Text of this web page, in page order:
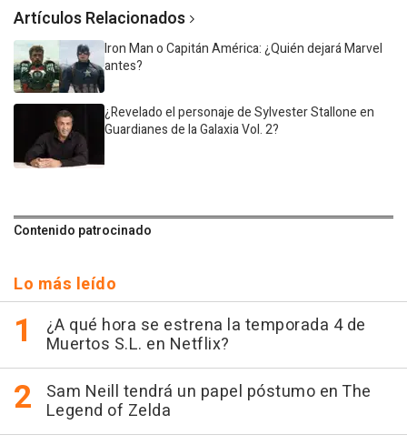
Artículos Relacionados
Iron Man o Capitán América: ¿Quién dejará Marvel
antes?
¿Revelado el personaje de Sylvester Stallone en
Guardianes de la Galaxia Vol. 2?
Contenido patrocinado
Lo más leído
¿A qué hora se estrena la temporada 4 de
Muertos S.L. en Netflix?
Sam Neill tendrá un papel póstumo en The
Legend of Zelda